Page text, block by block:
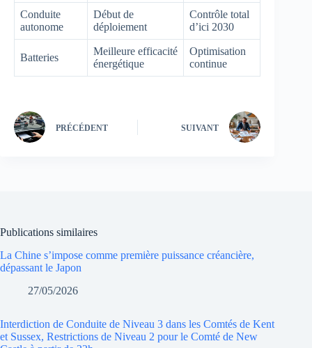
Conduite
autonome
Début de
déploiement
Contrôle total
d’ici 2030
Batteries
Meilleure efficacité
énergétique
Optimisation
continue
PRÉCÉDENT SUIVANT
Publications similaires
La Chine s’impose comme première puissance créancière,
dépassant le Japon
27/05/2026
Interdiction de Conduite de Niveau 3 dans les Comtés de Kent
et Sussex, Restrictions de Niveau 2 pour le Comté de New